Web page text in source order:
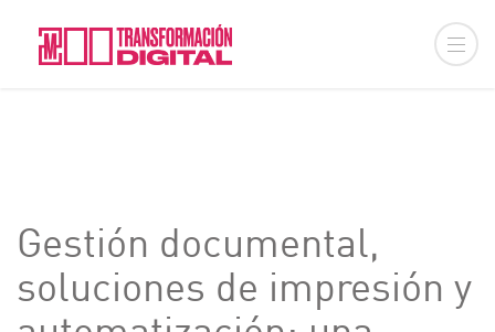
Gestión documental,
soluciones de impresión y